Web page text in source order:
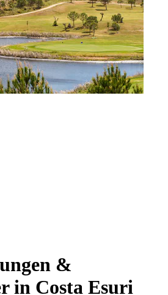
&
in Costa Esuri